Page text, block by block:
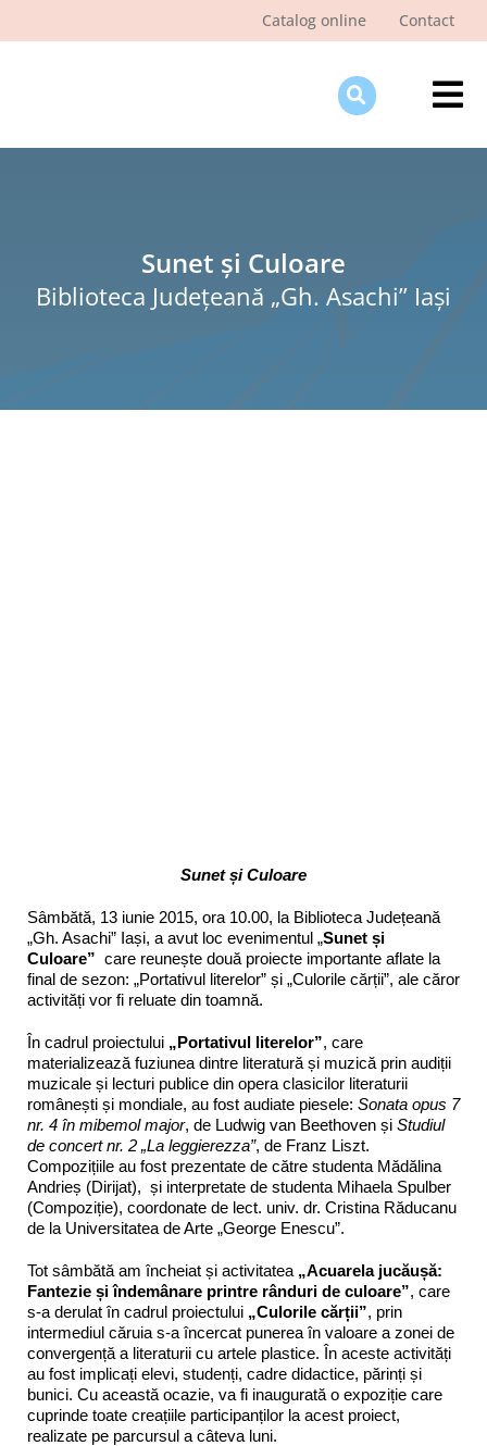
Catalog online Contact
Sunet și Culoare
Biblioteca Judeţeană „Gh. Asachi” Iaşi
Sunet și Culoare
Sâmbătă, 13 iunie 2015, ora 10.00, la Biblioteca Județeană
„Gh. Asachi” Iași, a avut loc evenimentul „Sunet și
Culoare” care reunește două proiecte importante aflate la
final de sezon: „Portativul literelor” și „Culorile cărții”, ale căror
activități vor fi reluate din toamnă.
În cadrul proiectului „Portativul literelor”, care
materializează fuziunea dintre literatură și muzică prin audiții
muzicale și lecturi publice din opera clasicilor literaturii
românești și mondiale, au fost audiate piesele: Sonata opus 7
nr. 4 în mibemol major, de Ludwig van Beethoven și Studiul
de concert nr. 2 „La leggierezza”, de Franz Liszt.
Compozițiile au fost prezentate de către studenta Mădălina
Andrieș (Dirijat), și interpretate de studenta Mihaela Spulber
(Compoziție), coordonate de lect. univ. dr. Cristina Răducanu
de la Universitatea de Arte „George Enescu”.
Tot sâmbătă am încheiat și activitatea „Acuarela jucăușă:
Fantezie și îndemânare printre rânduri de culoare”, care
s-a derulat în cadrul proiectului „Culorile cărții”, prin
intermediul căruia s-a încercat punerea în valoare a zonei de
convergență a literaturii cu artele plastice. În aceste activități
au fost implicați elevi, studenți, cadre didactice, părinți și
bunici. Cu această ocazie, va fi inaugurată o expoziție care
cuprinde toate creațiile participanților la acest proiect,
realizate pe parcursul a câteva luni.